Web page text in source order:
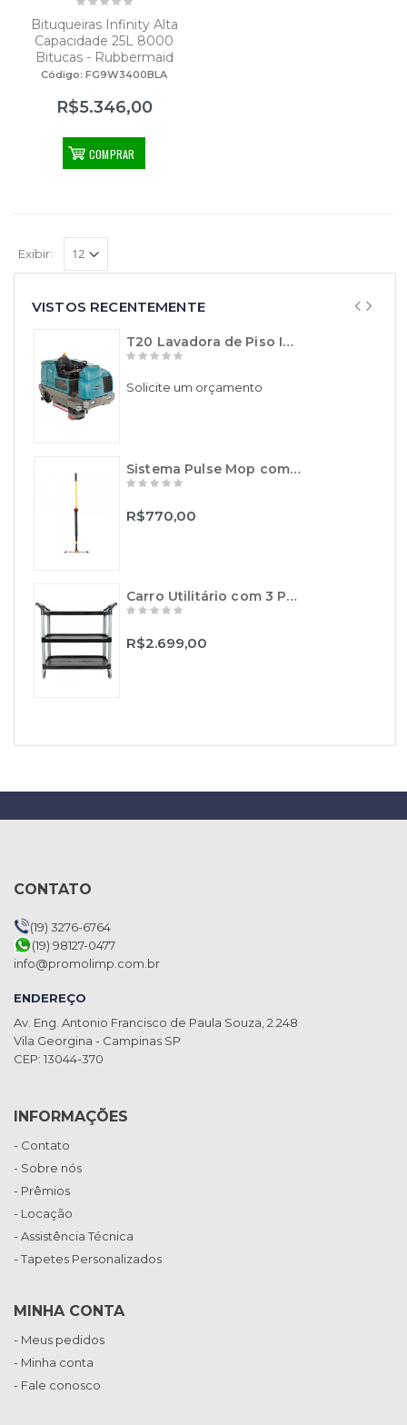
Bituqueiras Infinity Alta
Capacidade 25L 8000
Bitucas - Rubbermaid
Código: FG9W3400BLA
R$5.346,00
COMPRAR
Exibir:
VISTOS RECENTEMENTE
T20 Lavadora de Piso Industrial de Operação a Bordo - TENNANT
Solicite um orçamento
Sistema Pulse Mop com Aplicador de Líquidos - Rubbermaid
R$770,00
Carro Utilitário com 3 Prateleiras XTRA - Preto - Rubbermaid
R$2.699,00
CONTATO
(19) 3276-6764
(19) 98127-0477
info@promolimp.com.br
ENDEREÇO
Av. Eng. Antonio Francisco de Paula Souza, 2.248
Vila Georgina - Campinas SP
CEP: 13044-370
INFORMAÇÕES
- Contato
- Sobre nós
- Prêmios
- Locação
- Assistência Técnica
- Tapetes Personalizados
MINHA CONTA
- Meus pedidos
- Minha conta
- Fale conosco